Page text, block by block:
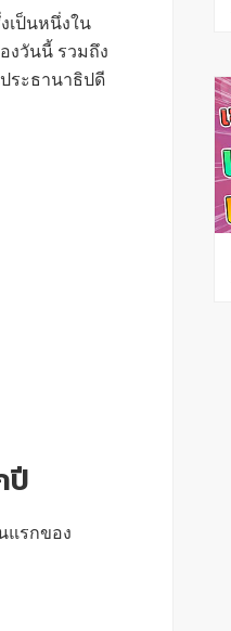
เป็นหนึ่งใน
งวันนี้ รวมถึง
ระธานาธิปดี
ปี
แรกของ